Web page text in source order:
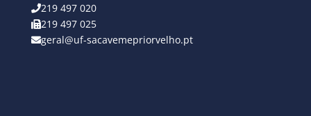
219 497 020
219 497 025
geral@uf-sacavemepriorvelho.pt